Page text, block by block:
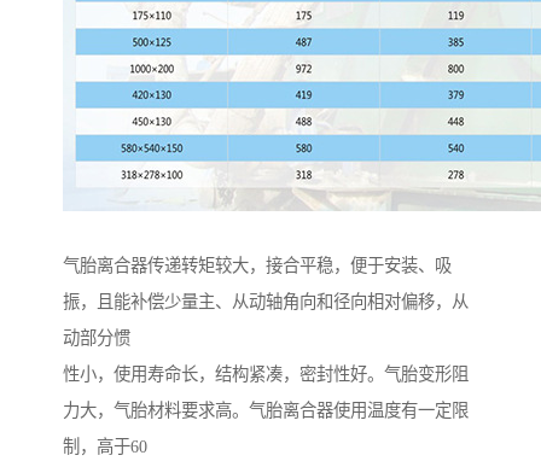
气胎离合器传递转矩较大，接合平稳，便于安装、吸
振，且能补偿少量主、从动轴角向和径向相对偏移，从
动部分惯
性小，使用寿命长，结构紧凑，密封性好。气胎变形阻
力大，气胎材料要求高。气胎离合器使用温度有一定限
制，高于60